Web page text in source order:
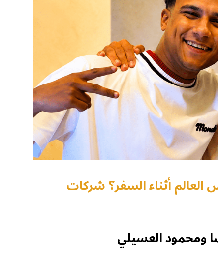
العالم أثناء السفر؟ شركات
ومحمود العسيلي